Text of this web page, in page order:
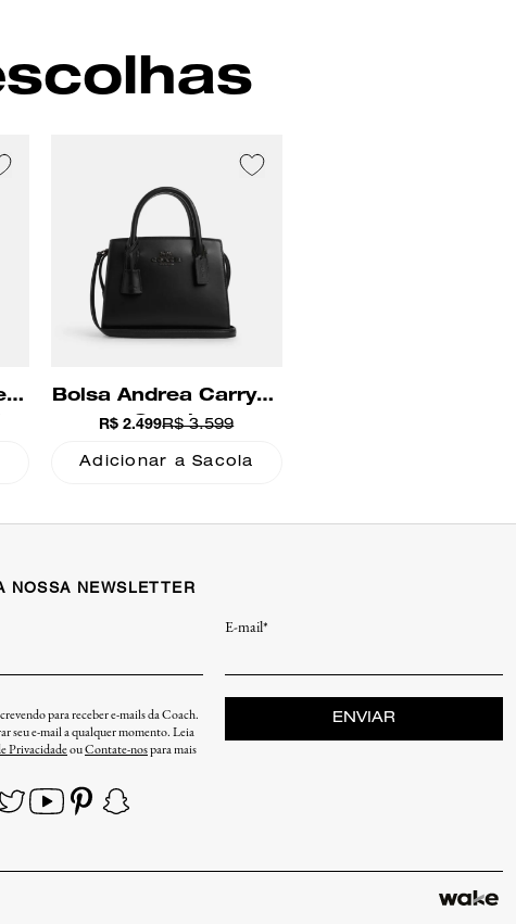
Bolsa Andrea Carryall
Coach
R$ 3.599
R$ 2.499
Adicionar a Sacola
NOSSA NEWSLETTER
E-mail*
para receber e-mails da Coach.
seu e-mail a qualquer momento. Leia
PrivacidadeouContate-nospara mais
ENVIAR